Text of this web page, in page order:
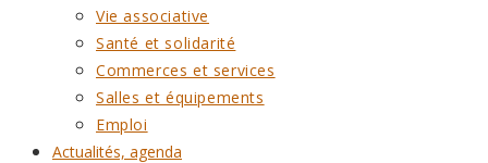
Vie associative
Santé et solidarité
Commerces et services
Salles et équipements
Emploi
Actualités, agenda